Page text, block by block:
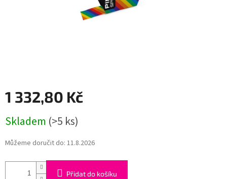
1 332,80 Kč
cena:
Skladem (>5 ks)
Můžeme doručit do: 11.8.2026
Přidat do košíku